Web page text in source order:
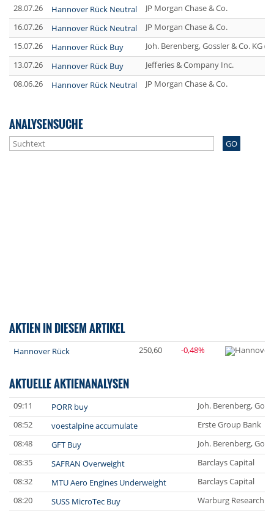
28.07.26 Hannover Rück Neutral
JP Morgan Chase & Co.
16.07.26
Hannover Rück Neutral
JP Morgan Chase & Co.
15.07.26
Hannover Rück Buy
Joh. Berenberg, Gossler & Co. KG
13.07.26
Hannover Rück Buy
Jefferies & Company Inc.
08.06.26
Hannover Rück Neutral JP Morgan Chase & Co.
ANALYSENSUCHE
GO
AKTIEN IN DIESEM ARTIKEL
Hannover Rück 250,60 -0,48%
AKTUELLE AKTIENANALYSEN
09:11 PORR buy
Joh. Berenberg,
08:52
voestalpine accumulate
Erste Group Bank
08:48
GFT Buy
Joh. Berenberg,
08:35
SAFRAN Overweight
Barclays Capital
08:32
MTU Aero Engines Underweight
Barclays Capital
08:20
SUSS MicroTec Buy
Warburg Research